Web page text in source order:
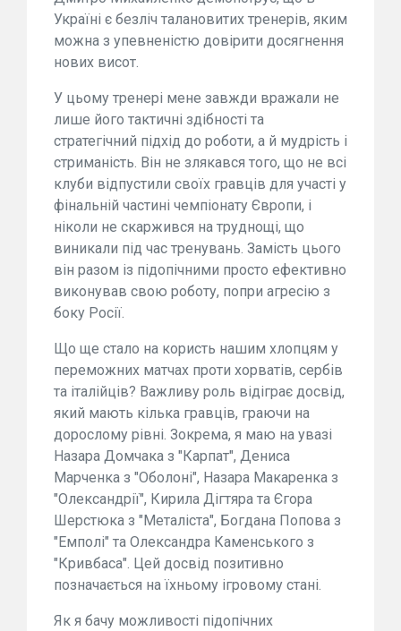
Україні є безліч талановитих тренерів, яким
можна з упевненістю довірити досягнення
нових висот.
У цьому тренері мене завжди вражали не
лише його тактичні здібності та
стратегічний підхід до роботи, а й мудрість і
стриманість. Він не злякався того, що не всі
клуби відпустили своїх гравців для участі у
фінальній частині чемпіонату Європи, і
ніколи не скаржився на труднощі, що
виникали під час тренувань. Замість цього
він разом із підопічними просто ефективно
виконував свою роботу, попри агресію з
боку Росії.
Що ще стало на користь нашим хлопцям у
переможних матчах проти хорватів, сербів
та італійців? Важливу роль відіграє досвід,
який мають кілька гравців, граючи на
дорослому рівні. Зокрема, я маю на увазі
Назара Домчака з "Карпат", Дениса
Марченка з "Оболоні", Назара Макаренка з
"Олександрії", Кирила Дігтяра та Єгора
Шерстюка з "Металіста", Богдана Попова з
"Емполі" та Олександра Каменського з
"Кривбаса". Цей досвід позитивно
позначається на їхньому ігровому стані.
Як я бачу можливості підопічних